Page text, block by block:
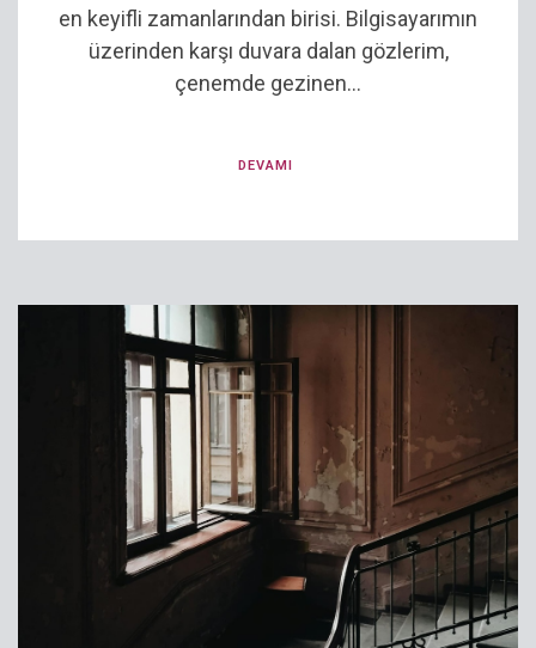
en keyifli zamanlarından birisi. Bilgisayarımın
üzerinden karşı duvara dalan gözlerim,
çenemde gezinen...
DEVAMI